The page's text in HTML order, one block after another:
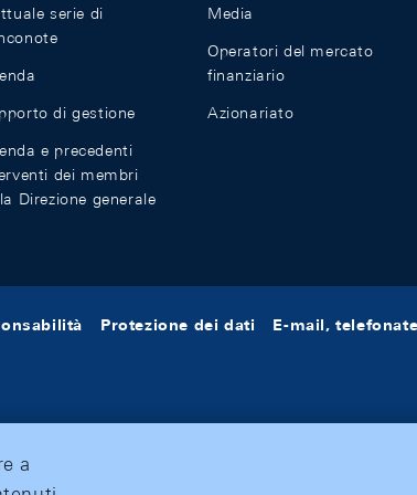
serie di
di gestione
e precedenti
dei membri
Direzione generale
Media
Operatori del mercato
finanziario
Azionariato
Protezione dei dati E-mail,
a